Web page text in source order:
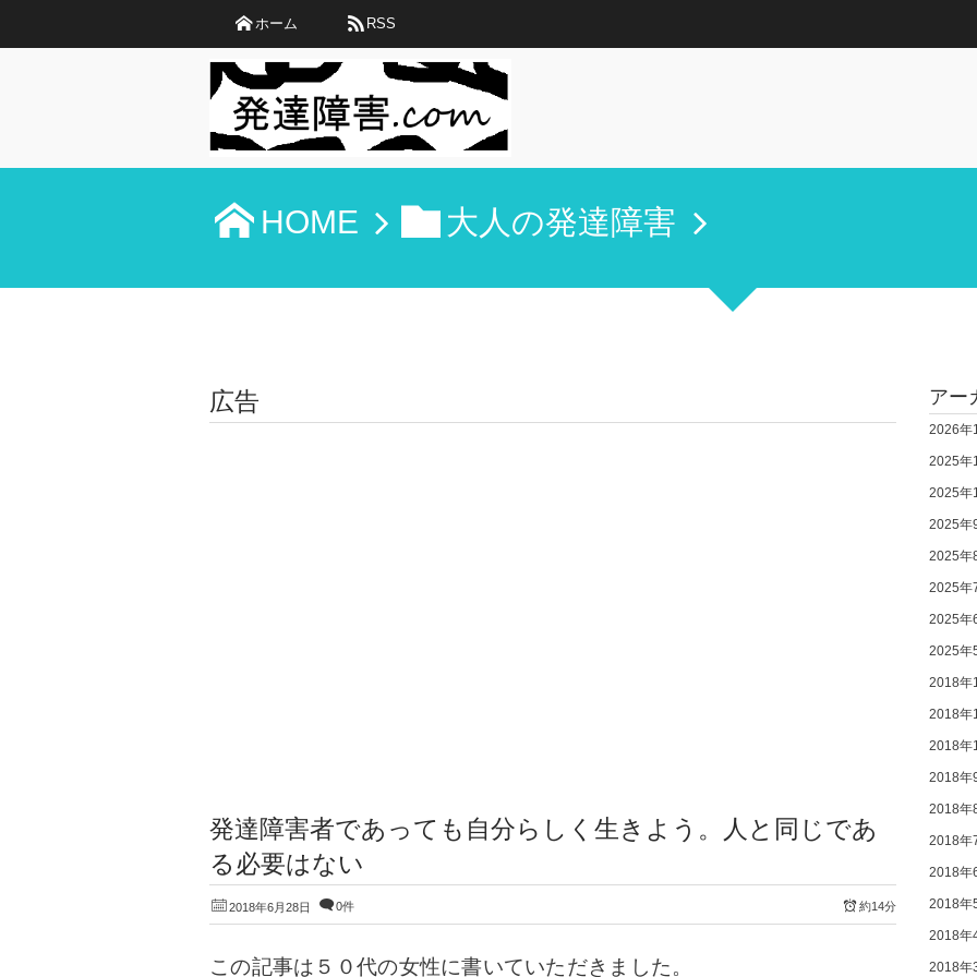
ホーム RSS
HOME 大人の発達障害
広告
発達障害者であっても自分らしく生きよう。人と同じであ
る必要はない
2018年6月28日 0件 約14分
この記事は５０代の女性に書いていただきました。
アー
2026年
2025年
2025年
2025年
2025年
2025年
2025年
2025年
2018年
2018年
2018年
2018年
2018年
2018年
2018年
2018年
2018年
2018年